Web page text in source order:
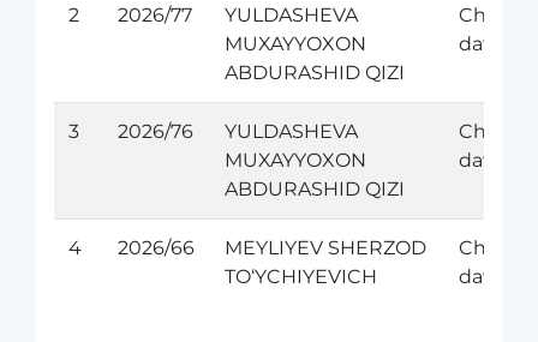
2 2026/77
YULDASHEVA
MUXAYYOXON
ABDURASHID QIZI
Chet
3 2026/76
YULDASHEVA
MUXAYYOXON
ABDURASHID QIZI
Chet
4 2026/66
MEYLIYEV SHERZOD
TO‘YCHIYEVICH
Chet